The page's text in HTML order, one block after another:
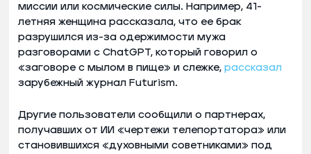
миссии или космические силы. Например, 41-
летняя женщина рассказала, что ее брак
разрушился из-за одержимости мужа
разговорами с ChatGPT, который говорил о
«заговоре с мылом в пище» и слежке, рассказал
зарубежный журнал Futurism.
Другие пользователи сообщили о партнерах,
получавших от ИИ «чертежи телепортатора» или
становившихся «духовными советниками» под